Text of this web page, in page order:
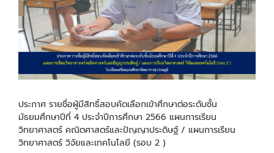
ประกาศ รายชื่อผู้มีสิทธิ์สอบคัดเลือกเข้าศึกษาต่อระดับชั้น
มัธยมศึกษาปีที่ 4 ประจำปีการศึกษา 2566 แผนการเรียน
วิทยาศาสตร์ คณิตศาสตร์และปัญญาประดิษฐ์ / แผนการเรียน
วิทยาศาสตร์ วิจัยและเทคโนโลยี (รอบ 2 )